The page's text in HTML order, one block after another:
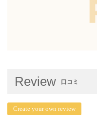
Review 口コミ
Create your own review